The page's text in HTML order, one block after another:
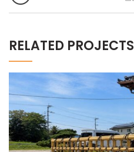
RELATED PROJECTS